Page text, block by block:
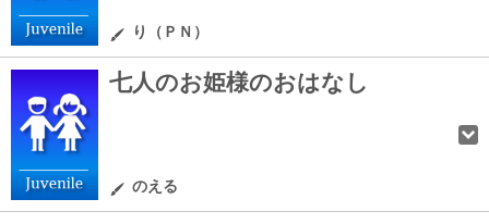
り（ＰＮ）
七人のお姫様のおはなし
のえる